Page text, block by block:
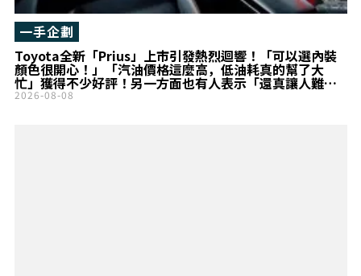
Toyota全新「Prius」上市引發熱烈迴響！「可以選內裝
顏色很開心！」「汽油價格這麼高，低油耗真的幫了大
忙」獲得不少好評！另一方面也有人表示「還真讓人難以
在Civic之間做選擇……」!? 兼具高質感設計魅力的
一手企劃
2026-08-08